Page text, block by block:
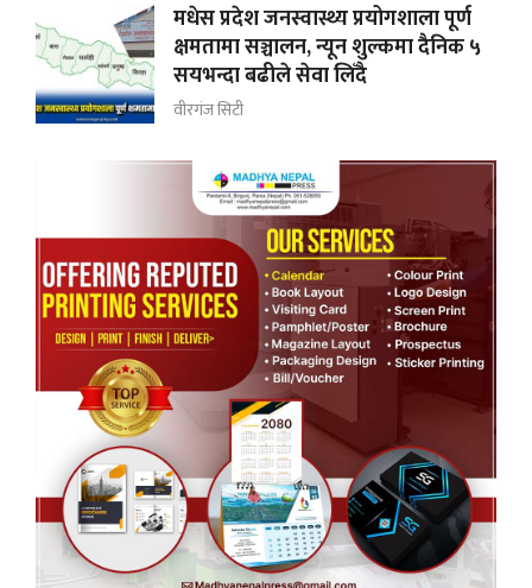
मधेस प्रदेश जनस्वास्थ्य प्रयोगशाला पूर्ण
क्षमतामा सञ्चालन, न्यून शुल्कमा दैनिक ५
सयभन्दा बढीले सेवा लिँदै
वीरगंज सिटी